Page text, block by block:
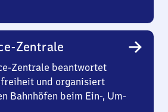
Zentrale
Zentrale beantwortet
und organisiert
Bahnhöfen beim Ein-, Um-